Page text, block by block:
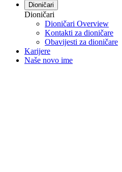
Dioničari
Dioničari
Dioničari Overview
Kontakti za dioničare
Obavijesti za dioničare
Karijere
Naše novo ime